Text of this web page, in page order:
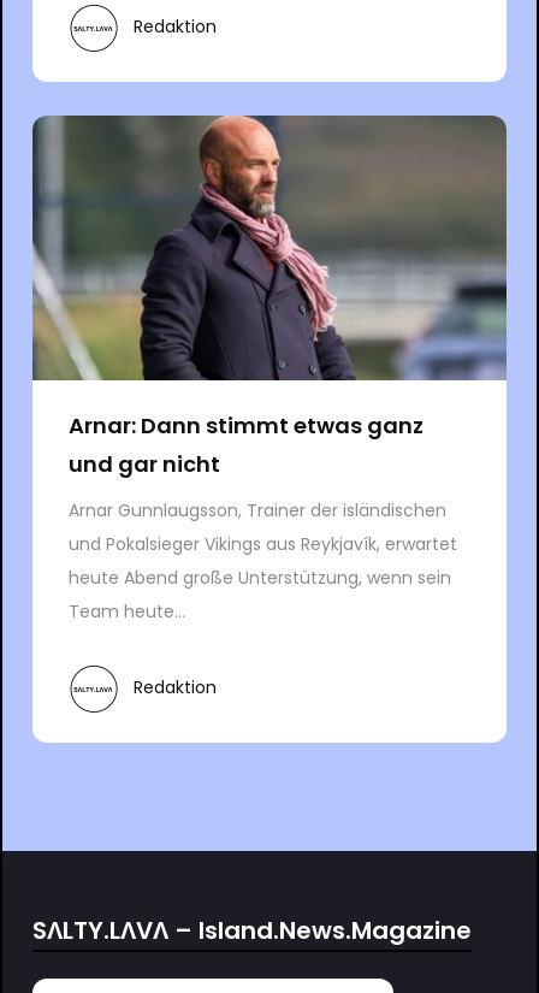
Redaktion
Arnar: Dann stimmt etwas ganz
und gar nicht
Arnar Gunnlaugsson, Trainer der isländischen
und Pokalsieger Vikings aus Reykjavík, erwartet
heute Abend große Unterstützung, wenn sein
Team heute...
Redaktion
SΛLTY.LΛVΛ – Island.News.Magazine